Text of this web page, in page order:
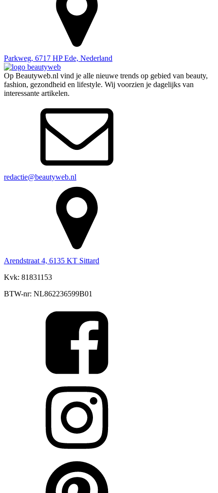
Parkweg, 6717 HP Ede, Nederland
Op Beautyweb.nl vind je alle nieuwe trends op gebied van beauty,
fashion, gezondheid en lifestyle. Wij voorzien je dagelijks van
interessante artikelen.
redactie@beautyweb.nl
Arendstraat 4, 6135 KT Sittard
Kvk: 81831153
BTW-nr: NL862236599B01